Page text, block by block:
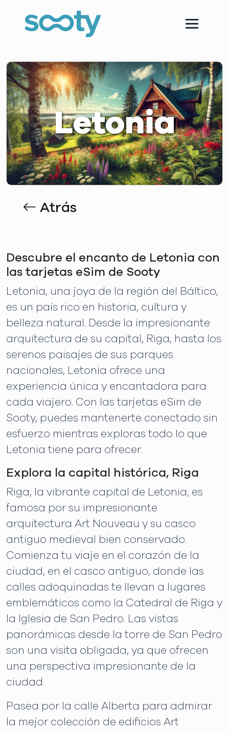
Letonia
Atrás
Descubre el encanto de Letonia con
las tarjetas eSim de Sooty
Letonia, una joya de la región del Báltico,
es un país rico en historia, cultura y
belleza natural. Desde la impresionante
arquitectura de su capital, Riga, hasta los
serenos paisajes de sus parques
nacionales, Letonia ofrece una
experiencia única y encantadora para
cada viajero. Con las tarjetas eSim de
Sooty, puedes mantenerte conectado sin
esfuerzo mientras exploras todo lo que
Letonia tiene para ofrecer.
Explora la capital histórica, Riga
Riga, la vibrante capital de Letonia, es
famosa por su impresionante
arquitectura Art Nouveau y su casco
antiguo medieval bien conservado.
Comienza tu viaje en el corazón de la
ciudad, en el casco antiguo, donde las
calles adoquinadas te llevan a lugares
emblemáticos como la Catedral de Riga y
la Iglesia de San Pedro. Las vistas
panorámicas desde la torre de San Pedro
son una visita obligada, ya que ofrecen
una perspectiva impresionante de la
ciudad.
Pasea por la calle Alberta para admirar
la mejor colección de edificios Art